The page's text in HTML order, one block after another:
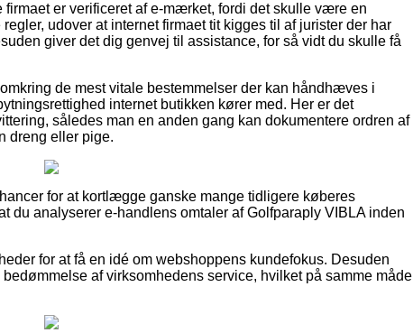
er verificeret af e-mærket, fordi det skulle være en
udover at internet firmaet tit kigges til af jurister der har
giver det dig genvej til assistance, for så vidt du skulle få
de mest vitale bestemmelser der kan håndhæves i
internet butikken kører med. Her er det
således man en anden gang kan dokumentere ordren af
dreng eller pige.
for at kortlægge ganske mange tidligere køberes
du analyserer e-handlens omtaler af Golfparaply VIBLA inden
for at få en idé om webshoppens kundefokus. Desuden
af virksomhedens service, hvilket på samme måde